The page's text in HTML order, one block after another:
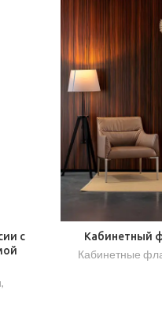
с
,
Кабинетный
Кабинетные